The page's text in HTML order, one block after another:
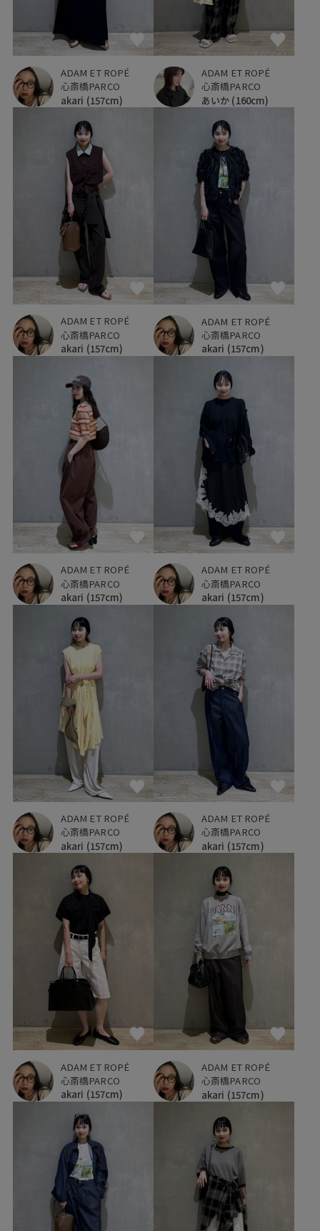
ADAM ET ROPÉ
心斎橋PARCO
akari (157cm)
ADAM ET ROPÉ
心斎橋PARCO
あいか (160cm)
ADAM ET ROPÉ
心斎橋PARCO
akari (157cm)
ADAM ET ROPÉ
心斎橋PARCO
akari (157cm)
ADAM ET ROPÉ
心斎橋PARCO
akari (157cm)
ADAM ET ROPÉ
心斎橋PARCO
akari (157cm)
ADAM ET ROPÉ
心斎橋PARCO
akari (157cm)
ADAM ET ROPÉ
心斎橋PARCO
akari (157cm)
ADAM ET ROPÉ
心斎橋PARCO
akari (157cm)
ADAM ET ROPÉ
心斎橋PARCO
akari (157cm)